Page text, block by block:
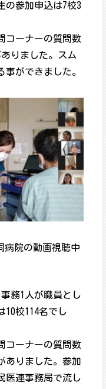
の参加申込は7校3
コーナーの質問数
りました。スム
ができました。
病院の動画視聴中
務1人が職員とし
10校114名でし
コーナーの質問数
ありました。参加
医連事務局で流し